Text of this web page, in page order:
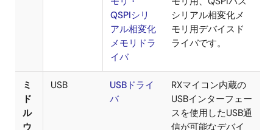
ドライバ
EEPROM
R1EX24xxxシリー
ズ、R1EV24xxxシ
リーズおよび
ズ用デバイスドラ
イバです。
RXファミリ SPIバ